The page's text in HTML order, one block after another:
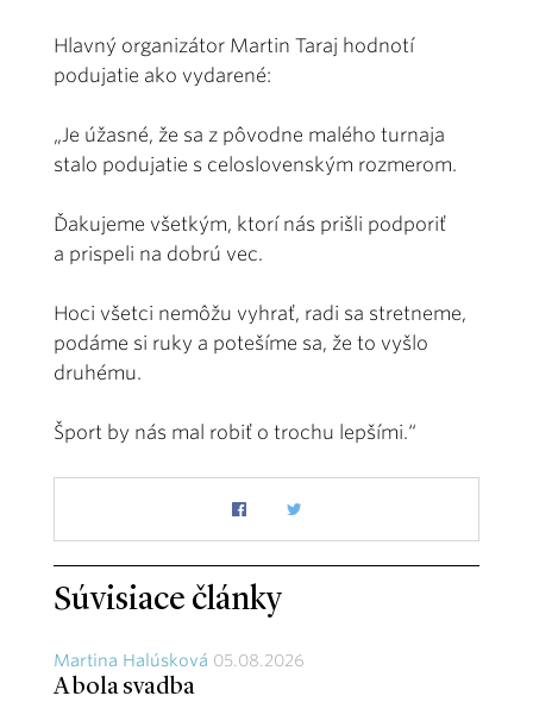
Hlavný organizátor Martin Taraj hodnotí
podujatie ako vydarené:
„Je úžasné, že sa z pôvodne malého turnaja
stalo podujatie s celoslovenským rozmerom.
Ďakujeme všetkým, ktorí nás prišli podporiť
a prispeli na dobrú vec.
Hoci všetci nemôžu vyhrať, radi sa stretneme,
podáme si ruky a potešíme sa, že to vyšlo
druhému.
Šport by nás mal robiť o trochu lepšími.“
Súvisiace články
Martina Halúsková 05.08.2026
A bola svadba